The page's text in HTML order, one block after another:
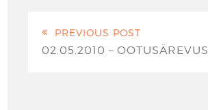
PREVIOUS POST
02.05.2010 – OOTUSÄREVUS